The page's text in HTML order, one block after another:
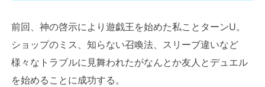
前回、神の啓示により遊戯王を始めた私ことターンU。
ショップのミス、知らない召喚法、スリーブ違いなど
様々なトラブルに見舞われたがなんとか友人とデュエル
を始めることに成功する。